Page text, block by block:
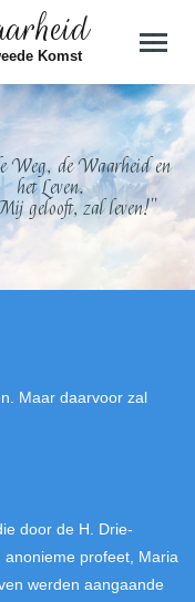
Komst
Weg, de Waarheid en
het Leven.
gelooft, zal leven!"
Maar daarvoor zal
door de H. Drie-
profeet, Maria
werden aangaande